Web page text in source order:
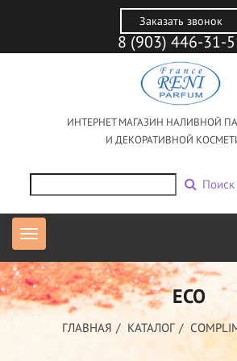
Заказать звонок
8 (903) 446-31-
ИНТЕРНЕТ МАГАЗИН НАЛИВНОЙ
И ДЕКОРАТИВНОЙ
Поиск
ECO
ГЛАВНАЯ КАТАЛОГ